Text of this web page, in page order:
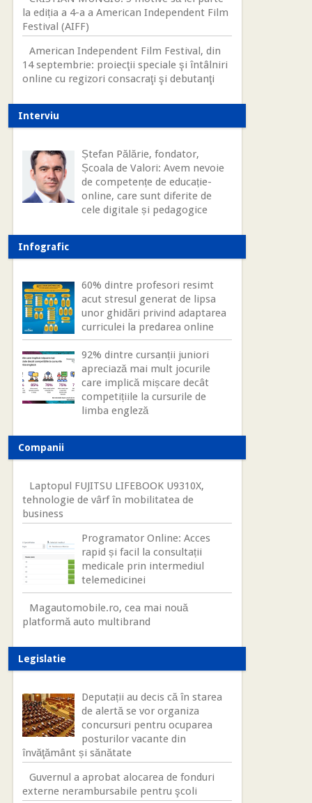
la ediția a 4-a a American Independent Film
Festival (AIFF)
American Independent Film Festival, din
14 septembrie: proiecţii speciale şi întâlniri
online cu regizori consacraţi şi debutanţi
Interviu
Ștefan Pălărie, fondator,
Școala de Valori: Avem nevoie
de competențe de educație-
online, care sunt diferite de
cele digitale și pedagogice
Infografic
60% dintre profesori resimt
acut stresul generat de lipsa
unor ghidări privind adaptarea
curriculei la predarea online
92% dintre cursanții juniori
apreciază mai mult jocurile
care implică mișcare decât
competițiile la cursurile de
limba engleză
Companii
Laptopul FUJITSU LIFEBOOK U9310X,
tehnologie de vârf în mobilitatea de
business
Programator Online: Acces
rapid și facil la consultații
medicale prin intermediul
telemedicinei
Magautomobile.ro, cea mai nouă
platformă auto multibrand
Legislatie
Deputații au decis că în starea
de alertă se vor organiza
concursuri pentru ocuparea
posturilor vacante din
învăţământ și sănătate
Guvernul a aprobat alocarea de fonduri
externe nerambursabile pentru şcoli